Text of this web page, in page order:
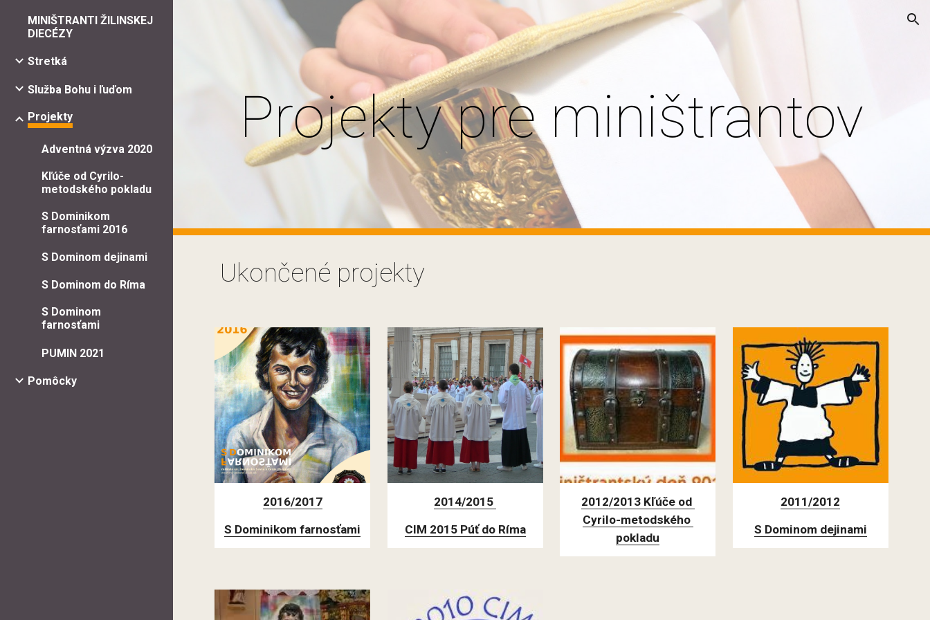
Skip to main content Skip to navigation
MINIŠTRANTI ŽILINSKEJ
DIECÉZY
Stretká
Služba Bohu i ľuďom
Projekty
Adventná výzva 2020
Kľúče od Cyrilo-
metodského pokladu
S Dominikom
farnosťami 2016
S Dominom dejinami
S Dominom do Ríma
S Dominom
farnosťami
PUMIN 2021
Pomôcky
Projekty pre miništrantov
Ukončené projekty
2016/2017
S Dominikom farnosťami
2014/2015
CIM 2015 Púť do Ríma
2012/2013 Kľúče od
Cyrilo-metodského
pokladu
2011/2012
S Dominom dejinami